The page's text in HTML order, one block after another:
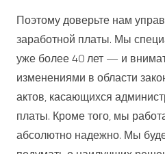
Поэтому доверьте нам
заработной платы. Мы
уже более 40 лет — и
изменениями в области
актов, касающихся
платы. Кроме того, мы
абсолютно надежно. Мы